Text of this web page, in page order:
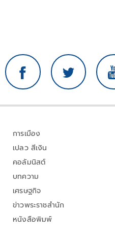
การเมือง
เปลว สีเงิน
คอลัมนิสต์
บทความ
เศรษฐกิจ
ข่าวพระราชสำนัก
หนังสือพิมพ์